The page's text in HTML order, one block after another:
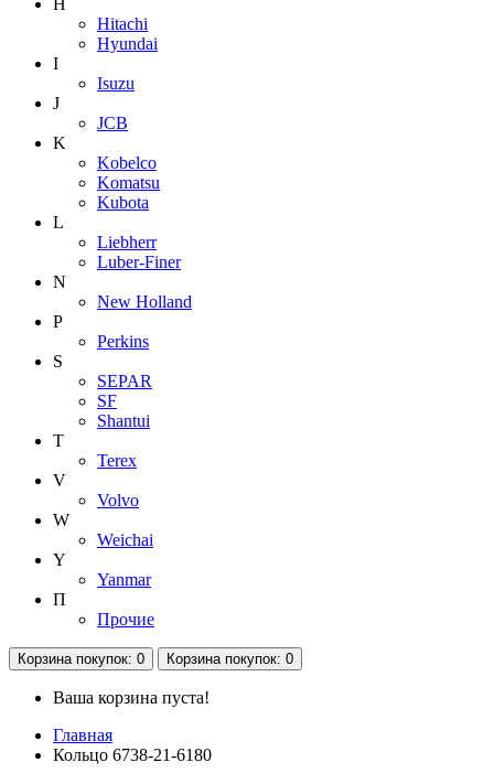
H
Hitachi
Hyundai
I
Isuzu
J
JCB
K
Kobelco
Komatsu
Kubota
L
Liebherr
Luber-Finer
N
New Holland
P
Perkins
S
SEPAR
SF
Shantui
T
Terex
V
Volvo
W
Weichai
Y
Yanmar
П
Прочие
Корзинапокупок: 0 Корзинапокупок: 0
Ваша корзина пуста!
Главная
Кольцо 6738-21-6180